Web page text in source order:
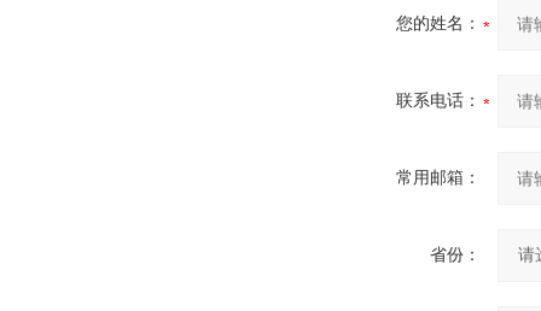
您的姓名：
联系电话：
常用邮箱：
省份：